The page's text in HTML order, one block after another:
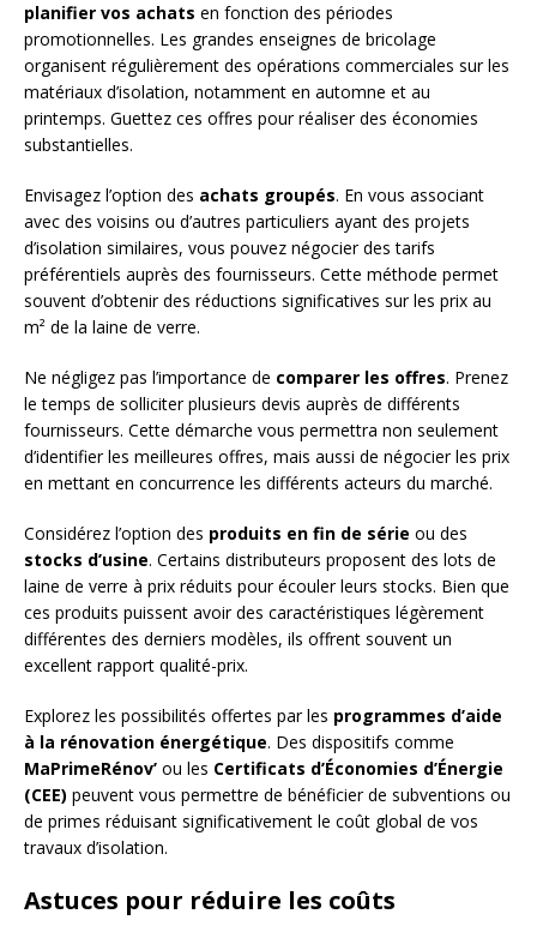
planifier vos achats en fonction des périodes
promotionnelles. Les grandes enseignes de bricolage
organisent régulièrement des opérations commerciales sur les
matériaux d’isolation, notamment en automne et au
printemps. Guettez ces offres pour réaliser des économies
substantielles.
Envisagez l’option des achats groupés. En vous associant
avec des voisins ou d’autres particuliers ayant des projets
d’isolation similaires, vous pouvez négocier des tarifs
préférentiels auprès des fournisseurs. Cette méthode permet
souvent d’obtenir des réductions significatives sur les prix au
m² de la laine de verre.
Ne négligez pas l’importance de comparer les offres. Prenez
le temps de solliciter plusieurs devis auprès de différents
fournisseurs. Cette démarche vous permettra non seulement
d’identifier les meilleures offres, mais aussi de négocier les prix
en mettant en concurrence les différents acteurs du marché.
Considérez l’option des produits en fin de série ou des
stocks d’usine. Certains distributeurs proposent des lots de
laine de verre à prix réduits pour écouler leurs stocks. Bien que
ces produits puissent avoir des caractéristiques légèrement
différentes des derniers modèles, ils offrent souvent un
excellent rapport qualité-prix.
Explorez les possibilités offertes par les programmes d’aide
à la rénovation énergétique. Des dispositifs comme
MaPrimeRénov’ ou les Certificats d’Économies d’Énergie
(CEE) peuvent vous permettre de bénéficier de subventions ou
de primes réduisant significativement le coût global de vos
travaux d’isolation.
Astuces pour réduire les coûts